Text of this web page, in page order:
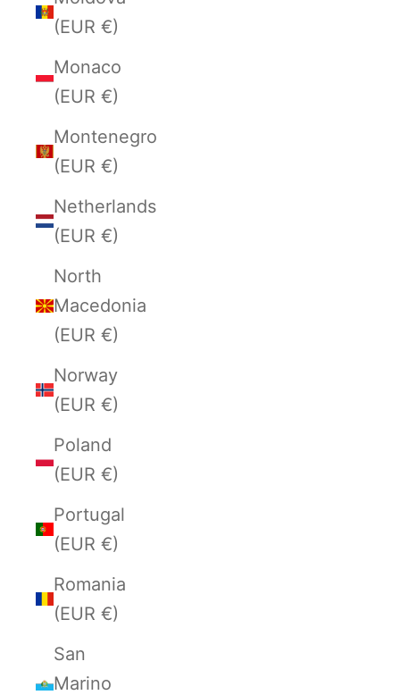
(EUR €)
Monaco
(EUR €)
Montenegro
(EUR €)
Netherlands
(EUR €)
North
Macedonia
(EUR €)
Norway
(EUR €)
Poland
(EUR €)
Portugal
(EUR €)
Romania
(EUR €)
San
Marino